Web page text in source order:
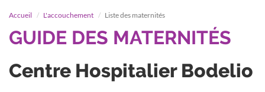
Accueil L'accouchement Liste des maternités
GUIDE DES MATERNITÉS
Centre Hospitalier Bodelio